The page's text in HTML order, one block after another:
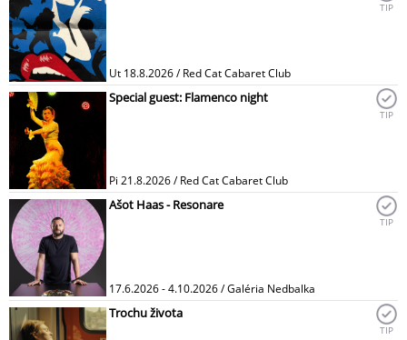
Ut 18.8.2026 / Red Cat Cabaret Club
TIP
Special guest: Flamenco night
Pi 21.8.2026 / Red Cat Cabaret Club
TIP
Ašot Haas - Resonare
17.6.2026 - 4.10.2026 / Galéria Nedbalka
TIP
Trochu života
TIP